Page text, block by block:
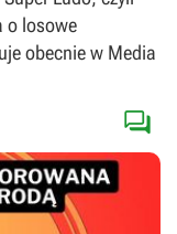
o losowe
obecnie w Media
